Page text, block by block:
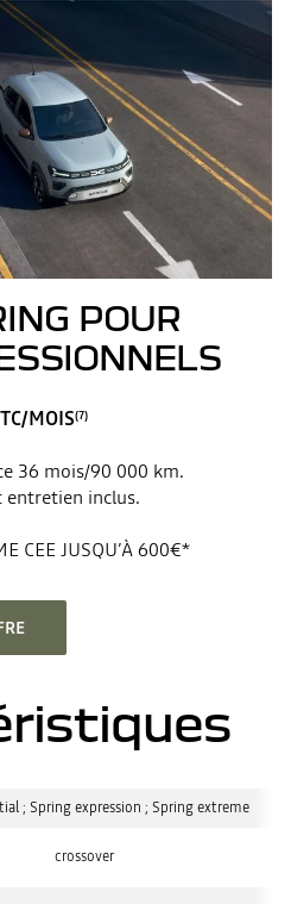
POUR
MOIS(7)
36 mois/90 000 km.
entretien inclus.
CEE JUSQU’À 600€*
; Spring expression ; Spring extreme
crossover